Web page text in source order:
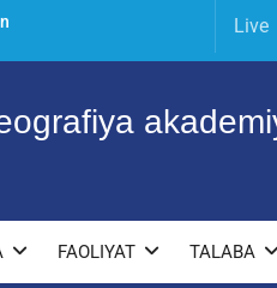
Live
FAOLIYAT TALABA